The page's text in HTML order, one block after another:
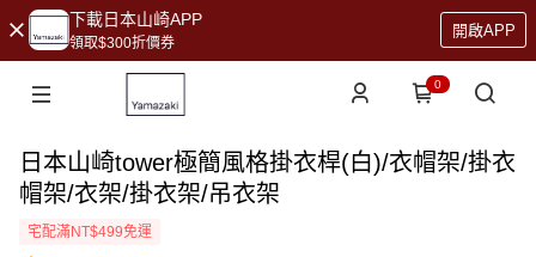
下載日本山崎APP
領取$300折價券
開啟APP
0
日本山崎tower極簡風格掛衣桿(白)/衣帽架/掛衣
帽架/衣架/掛衣架/吊衣架
宅配滿NT$499免運